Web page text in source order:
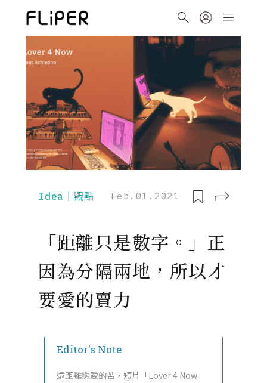
Idea｜觀點 Feb.01.2021
「距離只是數字。」正
因為分隔兩地，所以才
要愛的賣力
Editor's Note
遠距離戀愛的苦，短片「Lover 4 Now」